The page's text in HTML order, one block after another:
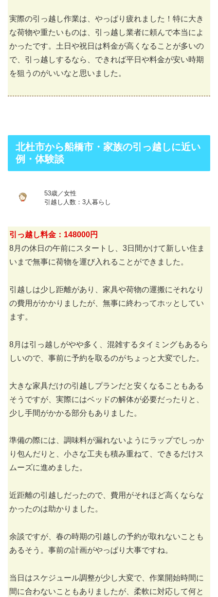
実際の引っ越し作業は、やっぱり疲れました！特に大き
な荷物や重たいものは、引っ越し業者に頼んで本当によ
かったです。土日や祝日は料金が高くなることが多いの
で、引っ越しするなら、できれば平日や料金が安い時期
を狙うのがいいなと思いました。
北杜市から船橋市・家族の引っ越しに近い
例・体験談
53歳／女性
引越し人数：3人暮らし
引っ越し料金：148000円
8月の休日の午前にスタートし、3日間かけて新しい住ま
いまで無事に荷物を運び入れることができました。
引越しは少し距離があり、家具や荷物の運搬にそれなり
の費用がかかりましたが、無事に終わってホッとしてい
ます。
8月は引っ越しがやや多く、混雑するタイミングもあるら
しいので、事前に予約を取るのがちょっと大変でした。
大きな家具だけの引越しプランだと安くなることもある
そうですが、実際にはベッドの解体が必要だったりと、
少し手間がかかる部分もありました。
準備の際には、調味料が漏れないようにラップでしっか
り包んだりと、小さな工夫も積み重ねて、できるだけス
ムーズに進めました。
近距離の引越しだったので、費用がそれほど高くならな
かったのは助かりました。
余談ですが、春の時期の引越しの予約が取れないことも
あるそう。事前の計画がやっぱり大事ですね。
当日はスケジュール調整が少し大変で、作業開始時間に
間に合わないこともありましたが、柔軟に対応して何と